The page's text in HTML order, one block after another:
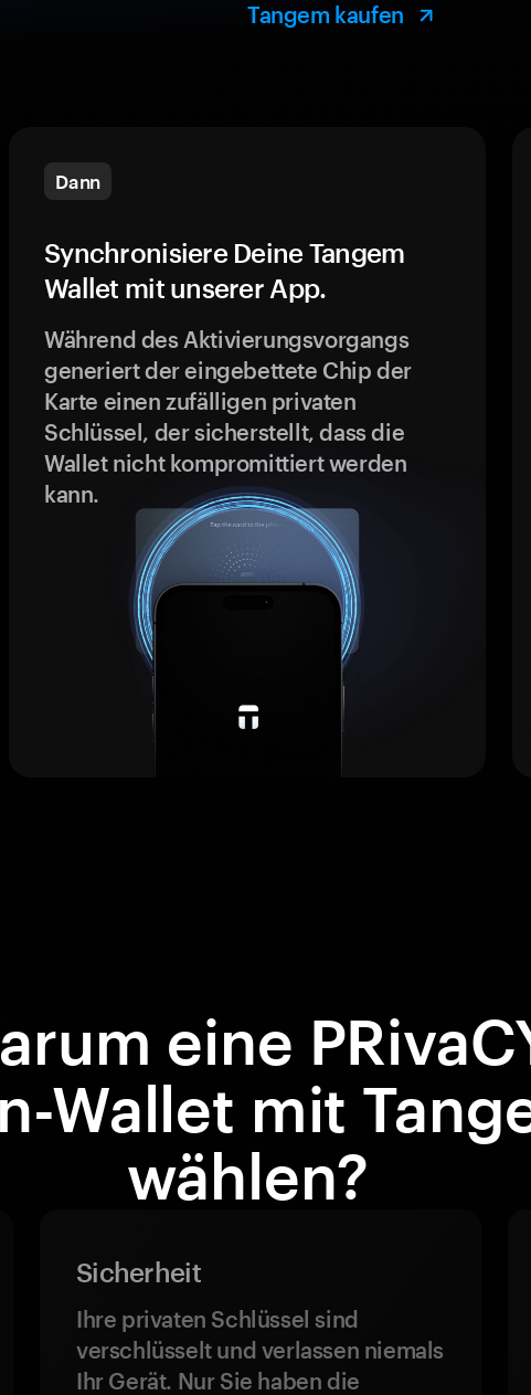
Tangem kaufen
Dann
Synchronisiere Deine Tangem
Wallet mit unserer App.
Während des Aktivierungsvorgangs
generiert der eingebettete Chip der
Karte einen zufälligen privaten
Schlüssel, der sicherstellt, dass die
Wallet nicht kompromittiert werden
kann.
eine
Wallet mit
wählen?
Sicherheit
Ihre privaten Schlüssel sind
verschlüsselt und verlassen niemals
Ihr Gerät. Nur Sie haben die